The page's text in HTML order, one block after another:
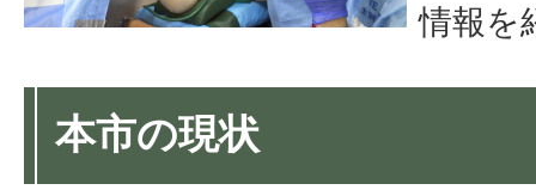
情報を
本市の現状